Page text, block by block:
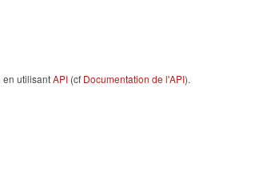
en utilisantAPI (cf Documentation de l'API).